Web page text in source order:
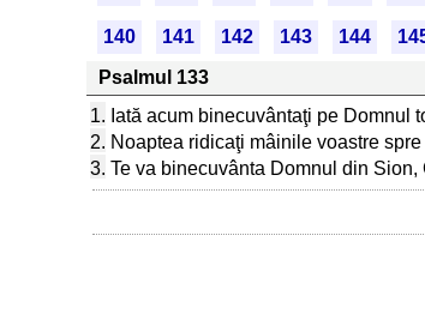
140 141 142 143 144
Psalmul 133
1. Iată acum binecuvântaţi pe Domnul
2. Noaptea ridicaţi mâinile voastre
3. Te va binecuvânta Domnul din